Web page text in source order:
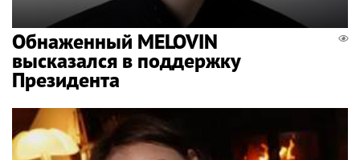
Обнаженный MELOVIN
высказался в поддержку
Президента